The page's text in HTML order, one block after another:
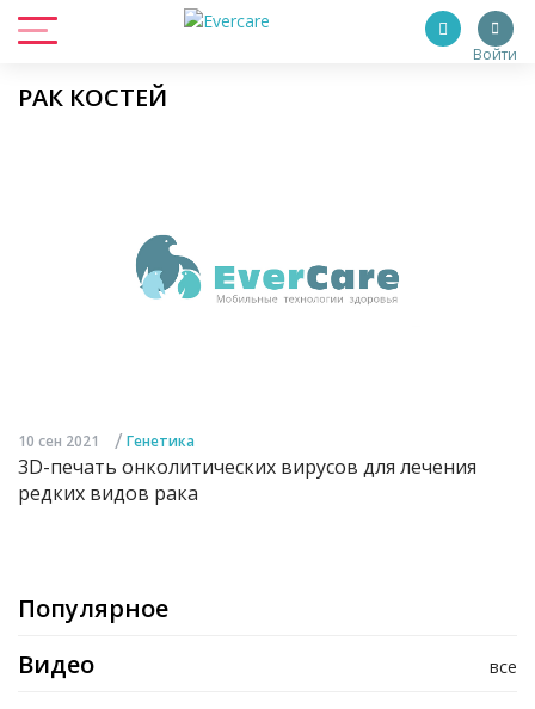
Войти
РАК КОСТЕЙ
10 сен 2021 / Генетика
3D-печать онколитических вирусов для лечения
редких видов рака
Популярное
все
Видео